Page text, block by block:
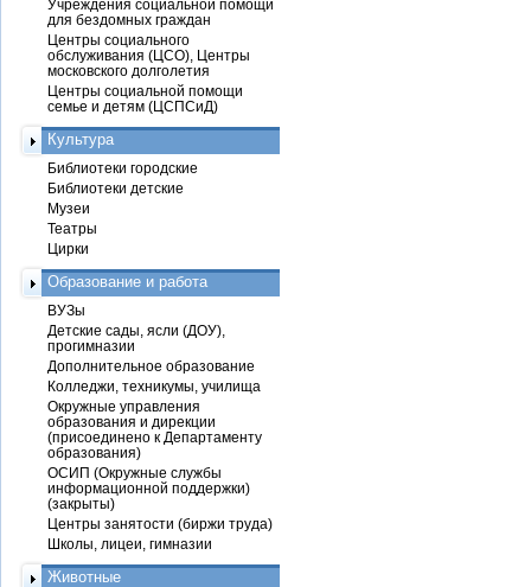
Учреждения социальной помощи
для бездомных граждан
Центры социального
обслуживания (ЦСО), Центры
московского долголетия
Центры социальной помощи
семье и детям (ЦСПСиД)
Культура
Библиотеки городские
Библиотеки детские
Музеи
Театры
Цирки
Образование и работа
ВУЗы
Детские сады, ясли (ДОУ),
прогимназии
Дополнительное образование
Колледжи, техникумы, училища
Окружные управления
образования и дирекции
(присоединено к Департаменту
образования)
ОСИП (Окружные службы
информационной поддержки)
(закрыты)
Центры занятости (биржи труда)
Школы, лицеи, гимназии
Животные